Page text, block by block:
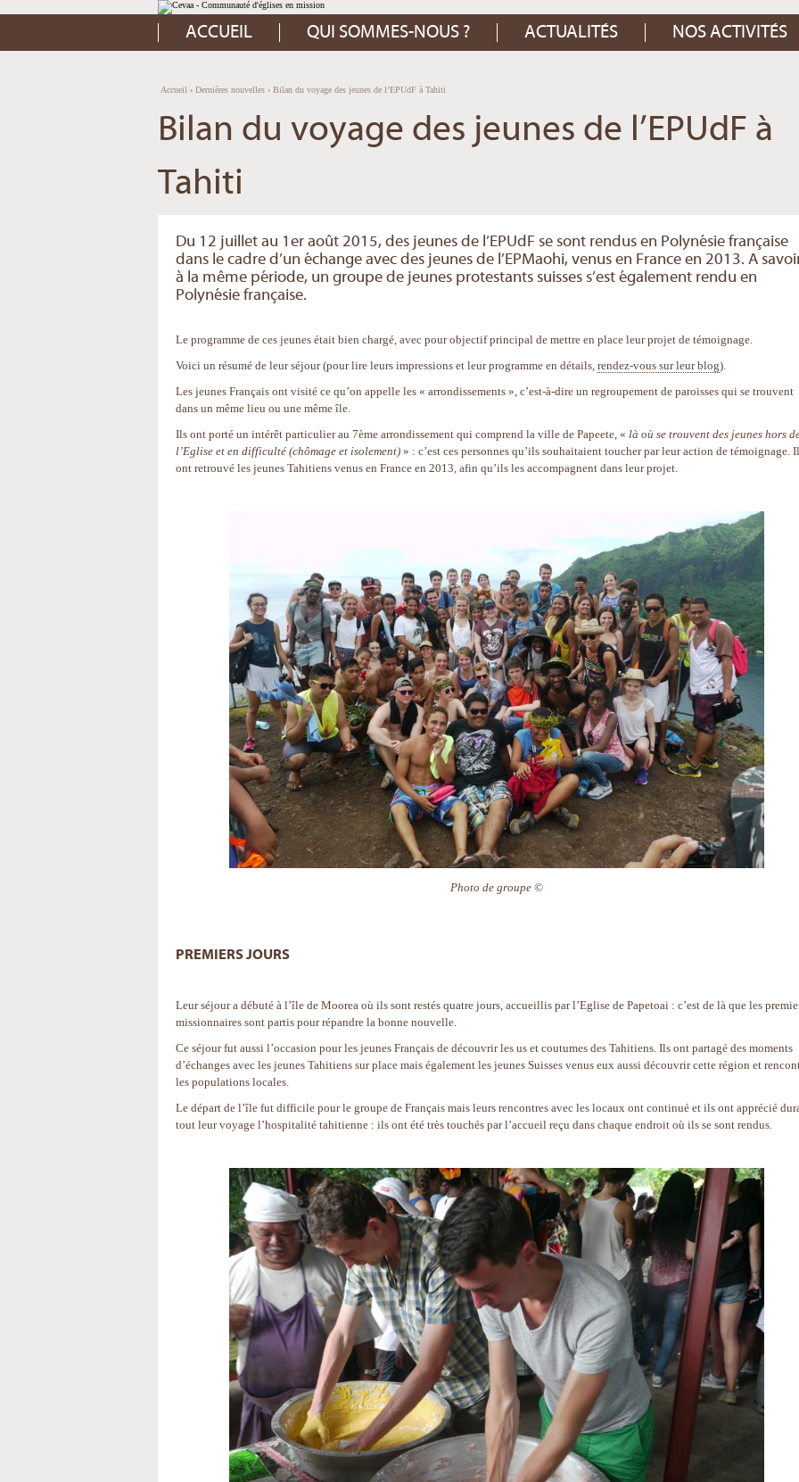
Aller
au
contenu.
Aller
à
Outils
personnels
ACCUEIL QUI SOMMES-NOUS ? ACTUALITÉS NOS ACTIVITÉS
Accueil › Dernières nouvelles › Bilan du voyage des jeunes de l’EPUdF à Tahiti
Bilan du voyage des jeunes de l’EPUdF à
Tahiti
Du 12 juillet au 1er août 2015, des jeunes de l’EPUdF se sont rendus en Polynésie française
dans le cadre d’un échange avec des jeunes de l’EPMaohi, venus en France en 2013. A
à la même période, un groupe de jeunes protestants suisses s’est également rendu en
Polynésie française.
Le programme de ces jeunes était bien chargé, avec pour objectif principal de mettre en place leur projet de témoignage.
Voici un résumé de leur séjour (pour lire leurs impressions et leur programme en détails, rendez-vous sur leur blog).
Les jeunes Français ont visité ce qu’on appelle les « arrondissements », c’est-à-dire un regroupement de paroisses qui se trouvent
dans un même lieu ou une même île.
Ils ont porté un intérêt particulier au 7ème arrondissement qui comprend la ville de Papeete, « là où se trouvent des jeunes hors
l’Eglise et en difficulté (chômage et isolement) » : c’est ces personnes qu’ils souhaitaient toucher par leur action de témoignage.
ont retrouvé les jeunes Tahitiens venus en France en 2013, afin qu’ils les accompagnent dans leur projet.
Photo de groupe ©
PREMIERS JOURS
Leur séjour a débuté à l’île de Moorea où ils sont restés quatre jours, accueillis par l’Eglise de Papetoai : c’est de là que les
missionnaires sont partis pour répandre la bonne nouvelle.
Ce séjour fut aussi l’occasion pour les jeunes Français de découvrir les us et coutumes des Tahitiens. Ils ont partagé des moments
d’échanges avec les jeunes Tahitiens sur place mais également les jeunes Suisses venus eux aussi découvrir cette région et
les populations locales.
Le départ de l’île fut difficile pour le groupe de Français mais leurs rencontres avec les locaux ont continué et ils ont apprécié
tout leur voyage l’hospitalité tahitienne : ils ont été très touchés par l’accueil reçu dans chaque endroit où ils se sont rendus.